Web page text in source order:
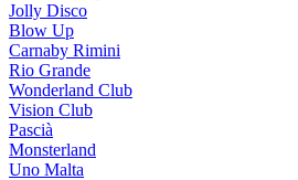
Jolly Disco
Blow Up
Carnaby Rimini
Rio Grande
Wonderland Club
Vision Club
Pascià
Monsterland
Uno Malta